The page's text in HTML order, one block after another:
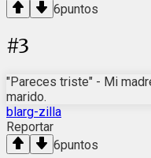
6puntos
#3
"Pareces triste" - Mi
marido.
blarg-zilla
Reportar
6puntos